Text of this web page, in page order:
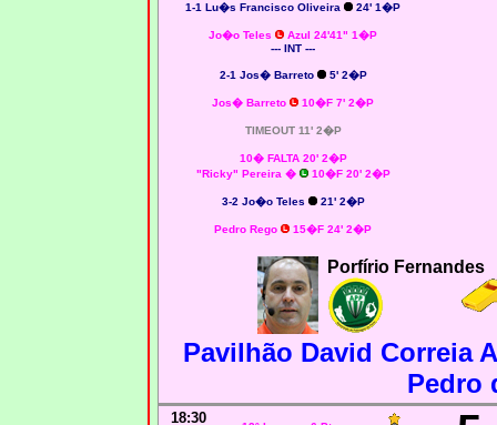
1-1 Lu�s Francisco Oliveira 24' 1�P
Jo�o Teles
Azul 24'41" 1�P
--- INT ---
2-1 Jos� Barreto 5' 2�P
Jos� Barreto 10�F 7' 2�P
TIMEOUT 11' 2�P
10� FALTA 20' 2�P
"Ricky" Pereira �
10�F 20' 2�P
3-2 Jo�o Teles 21' 2�P
Pedro Rego 15�F 24' 2�P
Porfírio Fernandes
Pavilhão David Correia
Pedro
18:30